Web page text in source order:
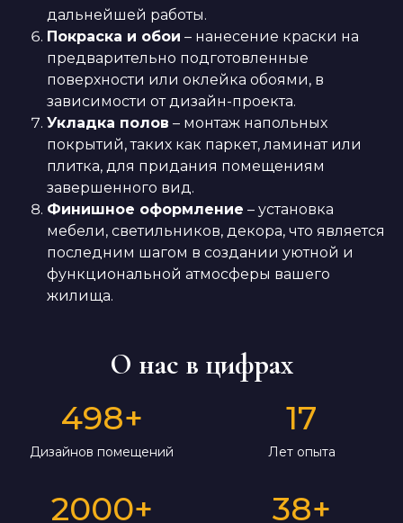
дальнейшей работы.
Покраска и обои – нанесение краски на
предварительно подготовленные
поверхности или оклейка обоями, в
зависимости от дизайн-проекта.
Укладка полов – монтаж напольных
покрытий, таких как паркет, ламинат или
плитка, для придания помещениям
завершенного вид.
Финишное оформление – установка
мебели, светильников, декора, что является
последним шагом в создании уютной и
функциональной атмосферы вашего
жилища.
О нас в цифрах
498+
Дизайнов помещений
17
Лет опыта
2000+ 38+